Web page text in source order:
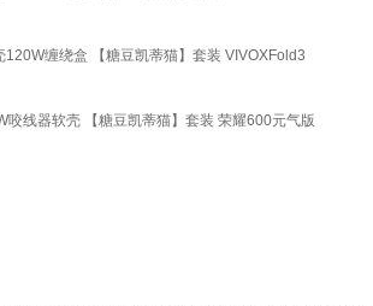
缠绕盒 【糖豆凯蒂猫】套装 VIVOXFold3
线器软壳 【糖豆凯蒂猫】套装 荣耀600元气版